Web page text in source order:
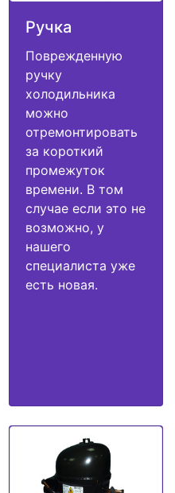
Ручка
Поврежденную
ручку
холодильника
можно
отремонтировать
за короткий
промежуток
времени. В том
случае если это не
возможно, у
нашего
специалиста уже
есть новая.